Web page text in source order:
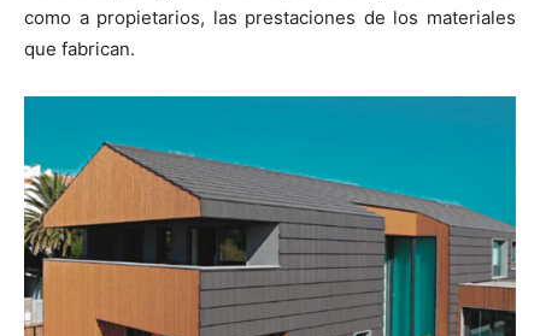
como a propietarios, las prestaciones de los materiales
que fabrican.